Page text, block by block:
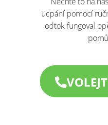
ucpání pomocí
odtok fungoval